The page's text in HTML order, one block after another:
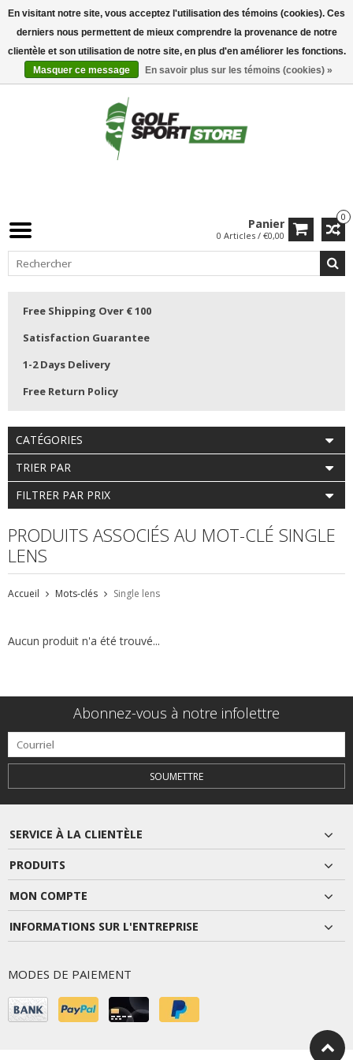
0
Panier
0 Articles / €0,00
Free Shipping Over € 100
Satisfaction Guarantee
1-2 Days Delivery
Free Return Policy
CATÉGORIES
TRIER PAR
FILTRER PAR PRIX
PRODUITS ASSOCIÉS AU MOT-CLÉ SINGLE
LENS
Accueil Mots-clés Single lens
Aucun produit n'a été trouvé...
Abonnez-vous à notre infolettre
SOUMETTRE
SERVICE À LA CLIENTÈLE
PRODUITS
MON COMPTE
INFORMATIONS SUR L'ENTREPRISE
MODES DE PAIEMENT
En visitant notre site, vous acceptez l'utilisation des témoins (cookies). Ces
derniers nous permettent de mieux comprendre la provenance de notre
clientèle et son utilisation de notre site, en plus d'en améliorer les fonctions.
Masquer ce message
En savoir plus sur les témoins (cookies) »